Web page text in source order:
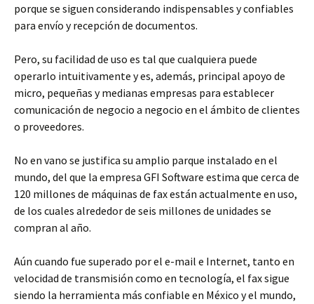
porque se siguen considerando indispensables y confiables
para envío y recepción de documentos.
Pero, su facilidad de uso es tal que cualquiera puede
operarlo intuitivamente y es, además, principal apoyo de
micro, pequeñas y medianas empresas para establecer
comunicación de negocio a negocio en el ámbito de clientes
o proveedores.
No en vano se justifica su amplio parque instalado en el
mundo, del que la empresa GFI Software estima que cerca de
120 millones de máquinas de fax están actualmente en uso,
de los cuales alrededor de seis millones de unidades se
compran al año.
Aún cuando fue superado por el e-mail e Internet, tanto en
velocidad de transmisión como en tecnología, el fax sigue
siendo la herramienta más confiable en México y el mundo,